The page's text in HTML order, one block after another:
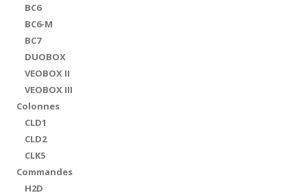
BC6
BC6-M
BC7
DUOBOX
VEOBOX II
VEOBOX III
Colonnes
CLD1
CLD2
CLK5
Commandes
H2D